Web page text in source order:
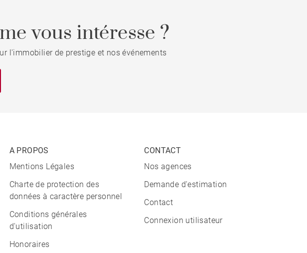
vous intéresse ?
l'immobilier de prestige et nos événements
A PROPOS
Mentions Légales
Charte de protection des
données à caractère personnel
Conditions générales
d'utilisation
Honoraires
CONTACT
Nos agences
Demande d'estimation
Contact
Connexion utilisateur